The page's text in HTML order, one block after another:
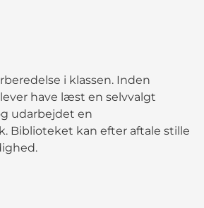
i klassen. Inden
have læst en selvvalgt
udarbejdet en
Biblioteket kan efter aftale stille